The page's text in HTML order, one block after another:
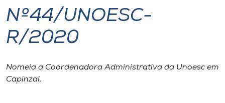
I.nova
Cultura
Nº44/UNOESC-
R/2020
Nomeia a Coordenadora Administrativa da Unoesc em
Capinzal.